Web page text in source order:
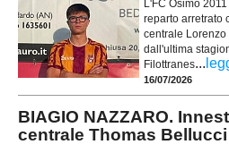
L'FC Osimo
reparto arretrato
centrale
dall'ultima
Filottranes...
16/07/2026
BIAGIO NAZZARO.
centrale Thomas Bellucci